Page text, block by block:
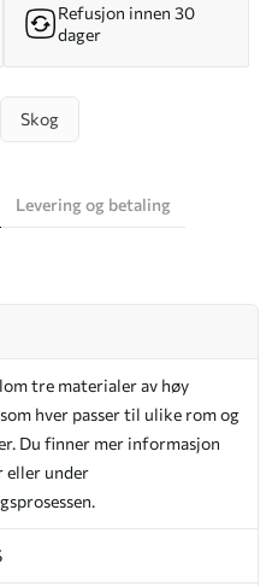
Refusjon innen 30
dager
Skog
Levering og betaling
tre materialer av høy
hver passer til ulike rom og
Du finner mer informasjon
eller under